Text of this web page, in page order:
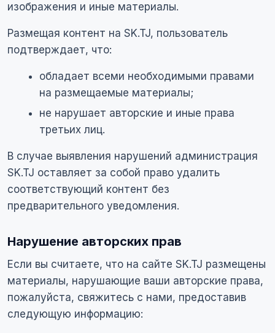
изображения и иные материалы.
Размещая контент на SK.TJ, пользователь
подтверждает, что:
обладает всеми необходимыми правами
на размещаемые материалы;
не нарушает авторские и иные права
третьих лиц.
В случае выявления нарушений администрация
SK.TJ оставляет за собой право удалить
соответствующий контент без
предварительного уведомления.
Нарушение авторских прав
Если вы считаете, что на сайте SK.TJ размещены
материалы, нарушающие ваши авторские права,
пожалуйста, свяжитесь с нами, предоставив
следующую информацию: